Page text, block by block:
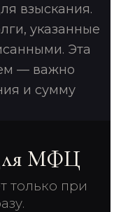
взыскания.
указанные
Эта
— важно
и сумму
МФЦ
только при